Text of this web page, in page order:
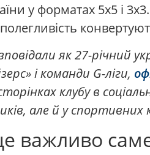
у форматах 5х5 і
як 27-річний
і команди G-ліги,
клубу в
але й у спортивних
важливо